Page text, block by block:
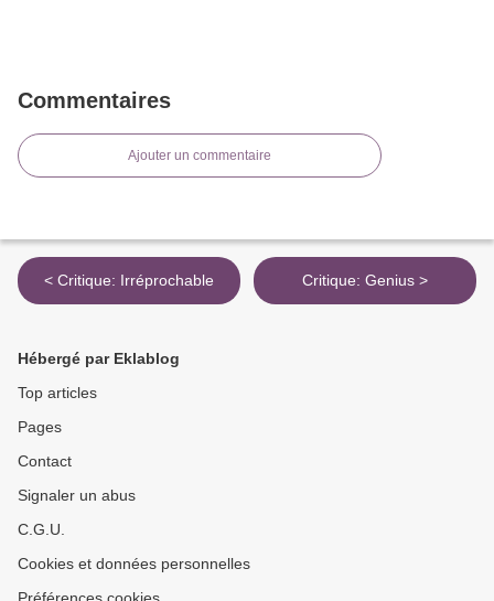
Commentaires
Ajouter un commentaire
< Critique: Irréprochable Critique: Genius >
Hébergé par Eklablog
Top articles
Pages
Contact
Signaler un abus
C.G.U.
Cookies et données personnelles